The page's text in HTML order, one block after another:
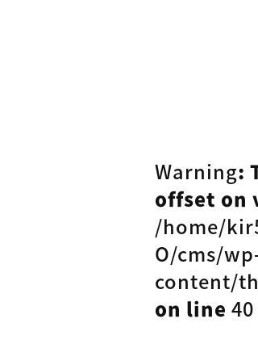
Warning:
offset on
/home/
O/cms/
content/
on line 40